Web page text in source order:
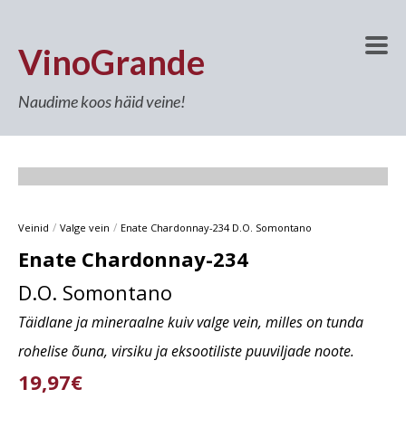
VinoGrande
Naudime koos häid veine!
Veinid / Valge vein / Enate Chardonnay-234 D.O. Somontano
Enate Chardonnay-234
D.O. Somontano
Täidlane ja mineraalne kuiv valge vein, milles on tunda
rohelise õuna, virsiku ja eksootiliste puuviljade noote.
19,97€